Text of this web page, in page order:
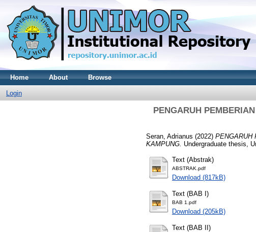
Home About Browse
Login
PENGARUH
Seran, Adrianus (2022) PENGARUH
KAMPUNG. Undergraduate thesis,
Text (Abstrak)
ABSTRAK.pdf
Download (817kB)
Text (BAB I)
BAB 1.pdf
Download (205kB)
Text (BAB II)